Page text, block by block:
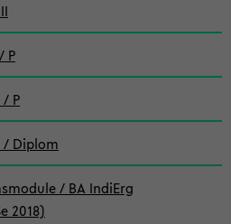
P
P
/ Diplom
/ BA IndiErg
2018)